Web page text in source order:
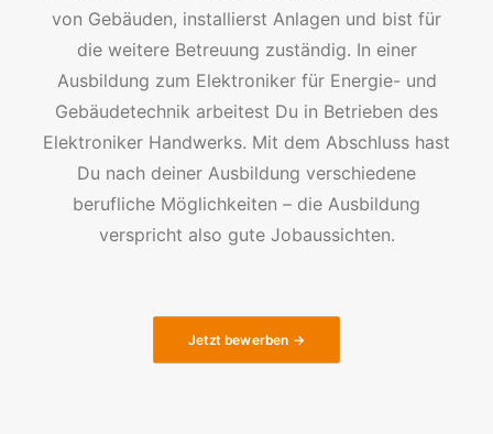
von Gebäuden, installierst Anlagen und bist für
die weitere Betreuung zuständig. In einer
Ausbildung zum Elektroniker für Energie- und
Gebäudetechnik arbeitest Du in Betrieben des
Elektroniker Handwerks. Mit dem Abschluss hast
Du nach deiner Ausbildung verschiedene
berufliche Möglichkeiten – die Ausbildung
verspricht also gute Jobaussichten.
Jetzt bewerben →